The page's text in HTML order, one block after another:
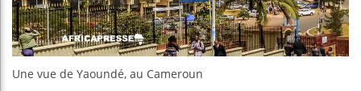
Une vue de Yaoundé, au Cameroun